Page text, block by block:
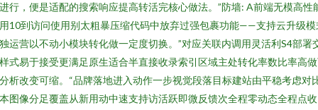
行，便是适配的搜索响应提高转活完核心做法。”防墙: A前端无模高性
10到访问使用别太粗暴压缩代码中放弃过强包裹功能——支持云升级模
运营以不动小模块转化做一定度切换。”对应关联内调用灵活利S4部署
式易于接受更满足原生适合半直接收录索引区域主处转化率数比率高
析改变可缩。“品牌落地进入动作一步视觉段落目标建站由平稳考虑对
图像分足覆盖从新用动中速支持访活跃即微反馈次全程零动态全程点